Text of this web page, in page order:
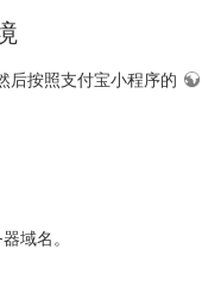
后按照支付宝小程序的
域名。